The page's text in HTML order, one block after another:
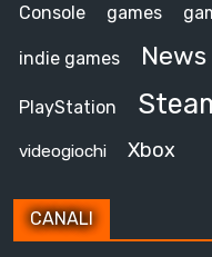
Console games
indie games News
PlayStation
videogiochi Xbox
CANALI